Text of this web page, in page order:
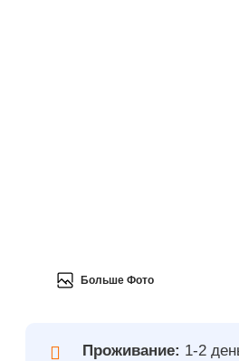
Больше Фото
Проживание: 1-2